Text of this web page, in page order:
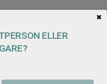
ELLER
✖